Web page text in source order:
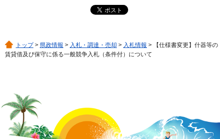
トップ> 県政情報 > 入札・調達・売却 > 入札情報 > 【仕様書変更】什器等の
賃貸借及び保守に係る一般競争入札（条件付）について